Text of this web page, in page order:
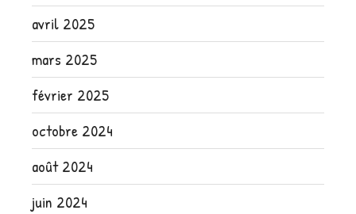
avril 2025
mars 2025
février 2025
octobre 2024
août 2024
juin 2024